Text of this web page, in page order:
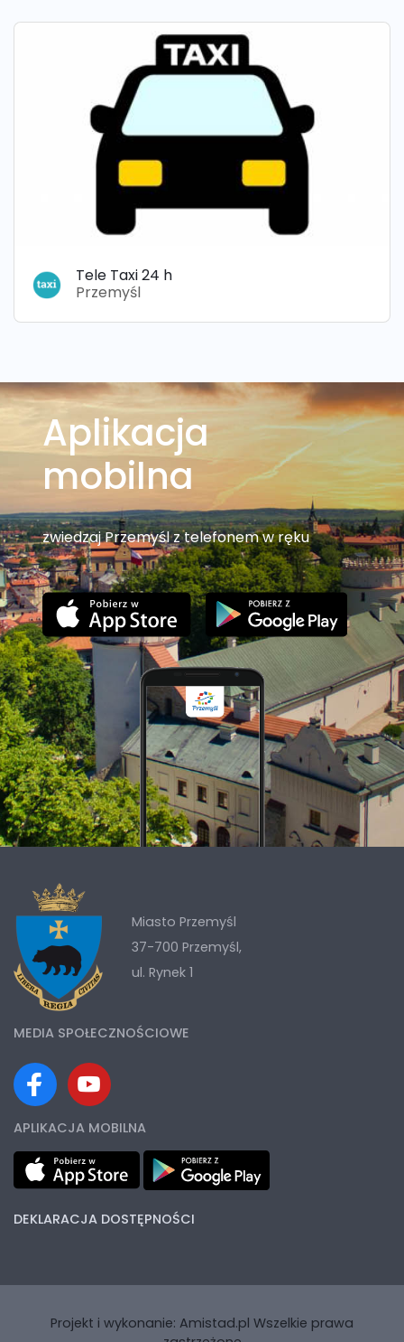
Tele Taxi 24 h
Przemyśl
Aplikacja
mobilna
zwiedzaj Przemyśl z telefonem w ręku
Miasto Przemyśl
37-700 Przemyśl,
ul. Rynek 1
MEDIA SPOŁECZNOŚCIOWE
APLIKACJA MOBILNA
DEKLARACJA DOSTĘPNOŚCI
Projekt i wykonanie: Amistad.pl Wszelkie prawa